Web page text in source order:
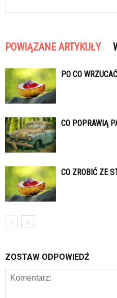
POWIĄZANE ARTYKUŁY
PO CO
CO POPRAWIĄ
CO ZROBIĆ ZE
ZOSTAW ODPOWIEDŹ